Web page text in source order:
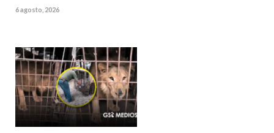
6 agosto, 2026